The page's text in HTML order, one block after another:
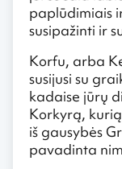
paplūdimiais
susipažinti ir
Korfu, arba
susijusi su
kadaise jūrų
Korkyrą,
iš gausybės
pavadinta